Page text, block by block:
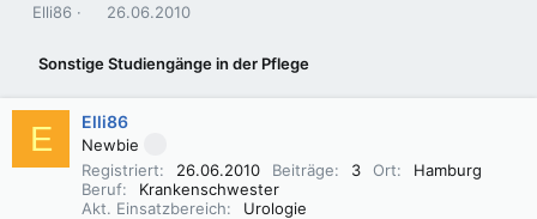
E
e
Elli86
E
s
t
e
l
l
a
m
26.06.2010
Sonstige Studiengänge in der Pflege
E Elli86
Newbie
Registriert
26.06.2010 Beiträge 3 Ort
Hamburg
Beruf
Krankenschwester
Akt. Einsatzbereich
Urologie